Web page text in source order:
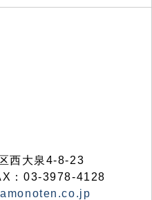
西大泉4-8-23
：03-3978-4128